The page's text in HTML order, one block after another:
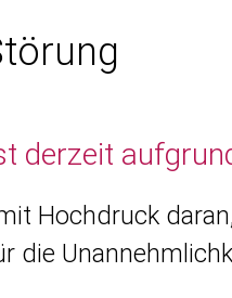
derzeit
Hochdruck
die